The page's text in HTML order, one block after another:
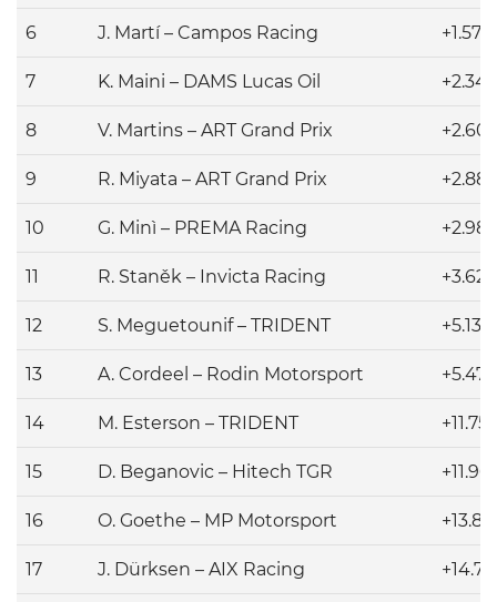
6 J. Martí – Campos Racing +1.573
7 K. Maini – DAMS Lucas Oil
8 V. Martins – ART Grand Prix +2.605
9 R. Miyata – ART Grand Prix
10 G. Minì – PREMA Racing +2.988
11 R. Staněk – Invicta Racing +3.629
12 S. Meguetounif – TRIDENT +5.136
13 A. Cordeel – Rodin Motorsport +5.470
14 M. Esterson – TRIDENT
15 D. Beganovic – Hitech TGR
16 O. Goethe – MP Motorsport
17 J. Dürksen – AIX Racing